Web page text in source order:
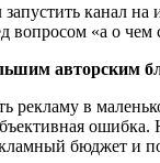
канал
вопросом «а о
авторским
рекламу в
бюджет и